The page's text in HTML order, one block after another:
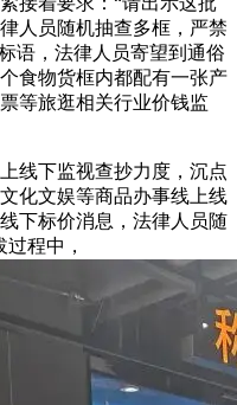
人员随机抽查多框，严禁
语，法律人员寄望到通俗
食物货框内都配有一张产
等旅逛相关行业价钱监
下监视查抄力度，沉点
化文娱等商品办事线上线
下标价消息，法律人员随
程中，